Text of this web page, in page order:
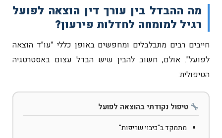
מה ההבדל בין עורך דין הוצאה לפועל
רגיל למומחה לחדלות פירעון?
חייבים רבים מתבלבלים ומחפשים באופן כללי "עו"ד הוצאה
לפועל". אולם, חשוב להבין שיש הבדל עצום באסטרטגיה
הטיפולית:
טיפול נקודתי בהוצאה לפועל
מתמקד ב"כיבוי שריפות"